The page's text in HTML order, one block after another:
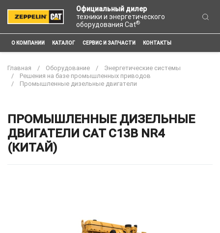
Официальный дилер
техники и энергетического
оборудования Cat®
О КОМПАНИИ КАТАЛОГ СЕРВИС И ЗАПЧАСТИ КОНТАКТЫ
Главная Оборудование
Энергетические системы
Решения на базе промышленных приводов
Промышленные дизельные двигатели
ПРОМЫШЛЕННЫЕ ДИЗЕЛЬНЫЕ
ДВИГАТЕЛИ CAT C13B NR4
(КИТАЙ)